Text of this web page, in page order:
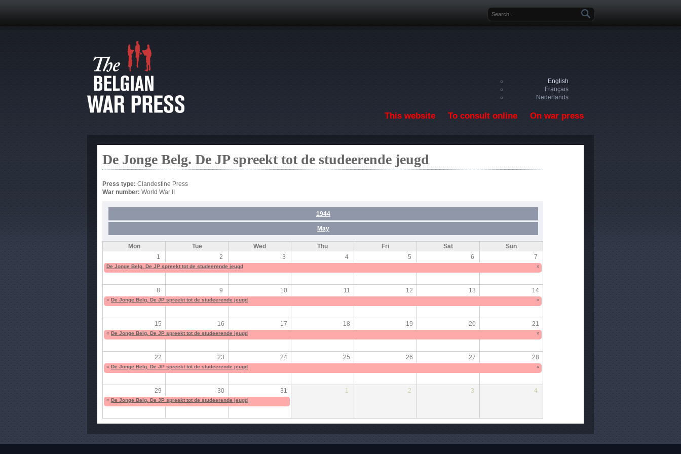
Search form
English
Français
Nederlands
This website To consult online On war press
De Jonge Belg. De JP spreekt tot de studeerende jeugd
Press type: Clandestine Press
War number: World War II
1944
May
Mon Tue Wed Thu Fri Sat
Sun
1
2 3 4 5 6 7
De Jonge Belg. De JP spreekt tot de studeerende jeugd »
8 9 10 11 12 13 14
« De Jonge Belg. De JP spreekt tot de studeerende jeugd »
15 16 17 18 19 20 21
« De Jonge Belg. De JP spreekt tot de studeerende jeugd »
22 23 24 25 26 27 28
« De Jonge Belg. De JP spreekt tot de studeerende jeugd »
29 30 31 1 2 3 4
« De Jonge Belg. De JP spreekt tot de studeerende jeugd